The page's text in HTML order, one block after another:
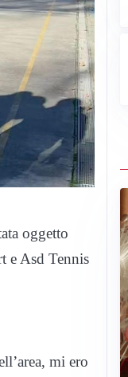
oggetto
e Asd Tennis
mi ero